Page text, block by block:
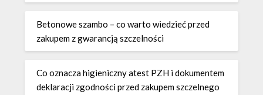
Betonowe szambo – co warto wiedzieć przed
zakupem z gwarancją szczelności
Co oznacza higieniczny atest PZH i dokumentem
deklaracji zgodności przed zakupem szczelnego